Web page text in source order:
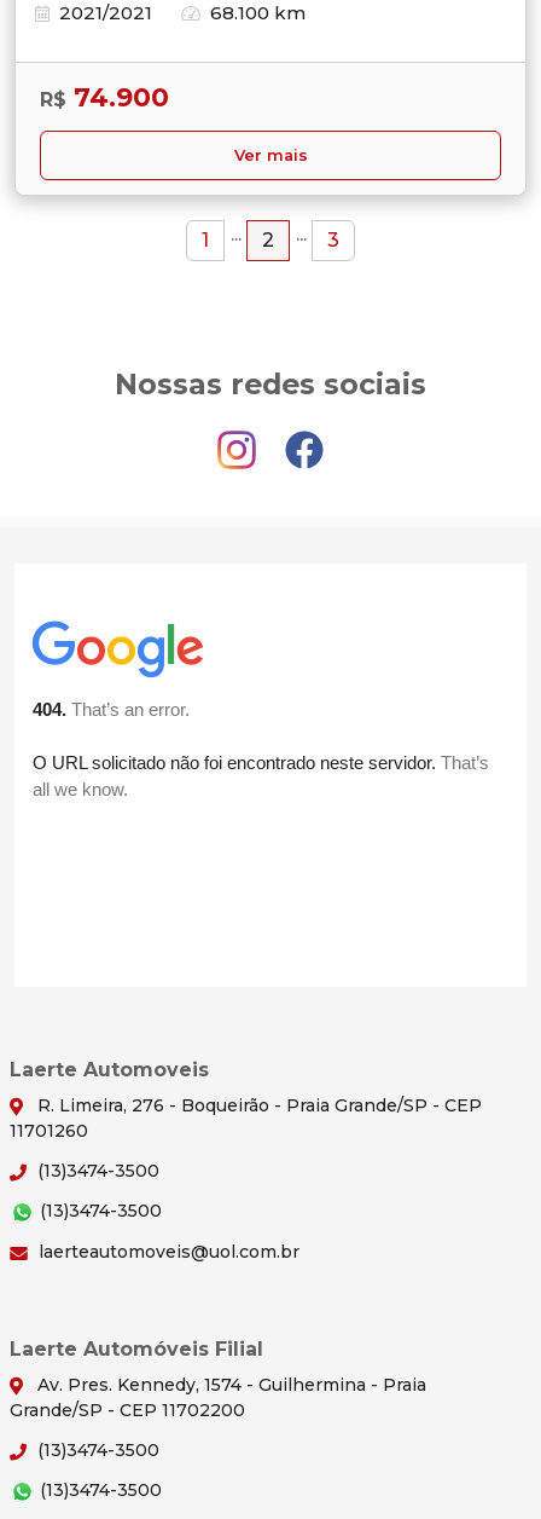
2021/2021
68.100 km
R$ 74.900
Ver mais
1 ... 2 ... 3
Nossas redes sociais
Laerte Automoveis
R. Limeira, 276 - Boqueirão - Praia Grande/SP - CEP
11701260
(13)3474-3500
(13)3474-3500
laerteautomoveis@uol.com.br
Laerte Automóveis Filial
Av. Pres. Kennedy, 1574 - Guilhermina - Praia
Grande/SP - CEP 11702200
(13)3474-3500
(13)3474-3500